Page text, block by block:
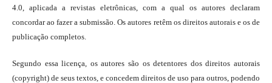
4.0, aplicada a revistas eletrônicas, com a qual os autores declaram
concordar ao fazer a submissão. Os autores retêm os direitos autorais e os de
publicação completos.
Segundo essa licença, os autores são os detentores dos direitos autorais
(copyright) de seus textos, e concedem direitos de uso para outros, podendo